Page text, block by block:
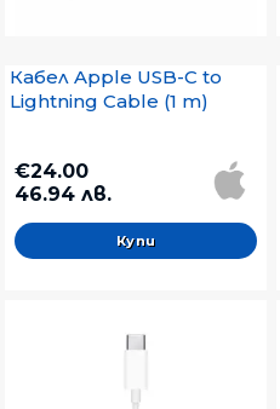
Кабел Apple USB-C to
Lightning Cable (1 m)
€24.00
46.94 лв.